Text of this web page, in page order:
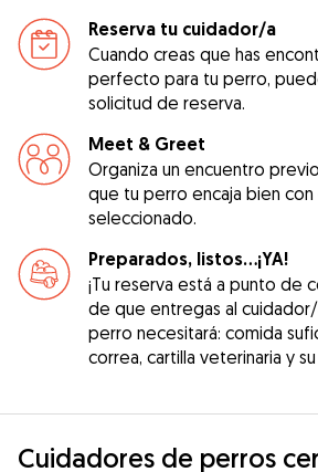
Reserva tu cuidador/a
Cuando creas que has
perfecto para tu perro,
solicitud de reserva.
Meet & Greet
Organiza un encuentro
que tu perro encaja bien
seleccionado.
Preparados, listos...¡YA!
¡Tu reserva está a punto de
de que entregas al
perro necesitará: comida
correa, cartilla veterinaria y
Cuidadores de perros